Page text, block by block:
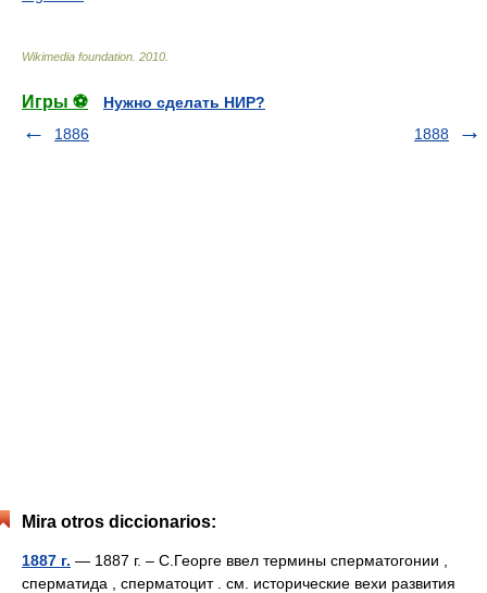
Wikimedia foundation 2010
Игры ⚽
Нужно сделать НИР?
1886
1888
Mira otros diccionarios:
1887 г. — 1887 г. – С.Георге ввел термины сперматогонии ,
сперматида , сперматоцит . см. исторические вехи развития